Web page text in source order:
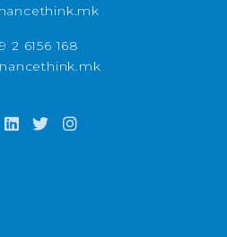
2 6156 168